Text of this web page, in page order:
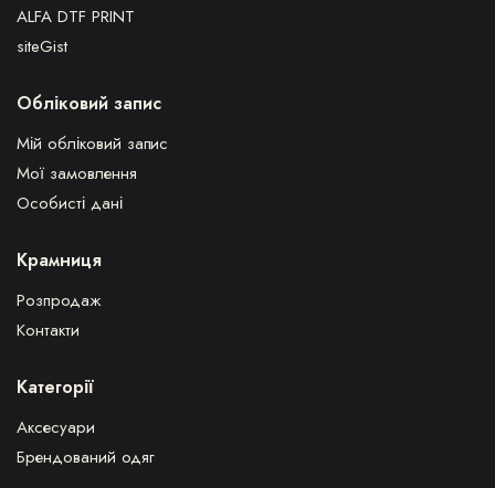
ALFA DTF PRINT
siteGist
Обліковий запис
Мій обліковий запис
Мої замовлення
Особисті дані
Крамниця
Розпродаж
Контакти
Категорії
Аксесуари
Брендований одяг